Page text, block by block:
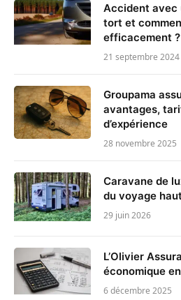
Accident avec
tort et
efficacement ?
21 septembre 2024
Groupama
avantages,
d’expérience
28 novembre 2025
Caravane de
du voyage
29 juin 2026
L’Olivier
économique
6 décembre 2025